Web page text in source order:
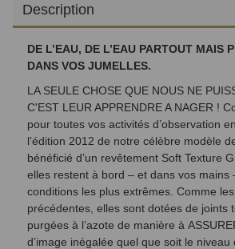
Description
DE L’EAU, DE L’EAU PARTOUT MAIS
DANS VOS JUMELLES.
LA SEULE CHOSE QUE NOUS NE
C'EST LEUR APPRENDRE A NAGER !
pour toutes vos activités d’observation
l’édition 2012 de notre célèbre modèle
bénéficié d’un revêtement Soft Texture
elles restent à bord – et dans vos mains
conditions les plus extrêmes. Comme
précédentes, elles sont dotées de joints
purgées à l’azote de manière à
d’image inégalée quel que soit le niveau